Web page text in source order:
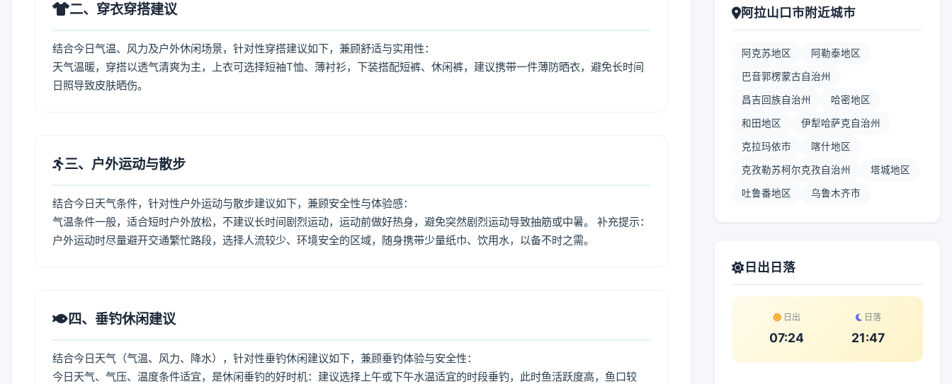
二、穿衣穿搭建议
结合今日气温、风力及户外休闲场景，针对性穿搭建议如下，兼顾舒适与实用性：
天气温暖，穿搭以透气清爽为主，上衣可选择短袖T恤、薄衬衫，下装搭配短裤、休闲裤，建议携带一件薄防晒衣，避免长时间
日照导致皮肤晒伤。
三、户外运动与散步
结合今日天气条件，针对性户外运动与散步建议如下，兼顾安全性与体验感：
气温条件一般，适合短时户外放松，不建议长时间剧烈运动，运动前做好热身，避免突然剧烈运动导致抽筋或中暑。 补充提示：
户外运动时尽量避开交通繁忙路段，选择人流较少、环境安全的区域，随身携带少量纸巾、饮用水，以备不时之需。
四、垂钓休闲建议
结合今日天气（气温、风力、降水），针对性垂钓休闲建议如下，兼顾垂钓体验与安全性：
今日天气、气压、温度条件适宜，是休闲垂钓的好时机：建议选择上午或下午水温适宜的时段垂钓，此时鱼活跃度高，鱼口较
阿拉山口市附近城市
阿克苏地区 阿勒泰地区
巴音郭楞蒙古自治州
昌吉回族自治州 哈密地区
和田地区 伊犁哈萨克自治州
克拉玛依市 喀什地区
克孜勒苏柯尔克孜自治州 塔城地区
吐鲁番地区 乌鲁木齐市
日出日落
日出
07:24
日落
21:47